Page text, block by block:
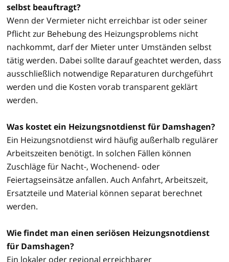
selbst beauftragt?
Wenn der Vermieter nicht erreichbar ist oder seiner
Pflicht zur Behebung des Heizungsproblems nicht
nachkommt, darf der Mieter unter Umständen selbst
tätig werden. Dabei sollte darauf geachtet werden, dass
ausschließlich notwendige Reparaturen durchgeführt
werden und die Kosten vorab transparent geklärt
werden.
Was kostet ein Heizungsnotdienst für Damshagen?
Ein Heizungsnotdienst wird häufig außerhalb regulärer
Arbeitszeiten benötigt. In solchen Fällen können
Zuschläge für Nacht-, Wochenend- oder
Feiertagseinsätze anfallen. Auch Anfahrt, Arbeitszeit,
Ersatzteile und Material können separat berechnet
werden.
Wie findet man einen seriösen Heizungsnotdienst
für Damshagen?
Ein lokaler oder regional erreichbarer